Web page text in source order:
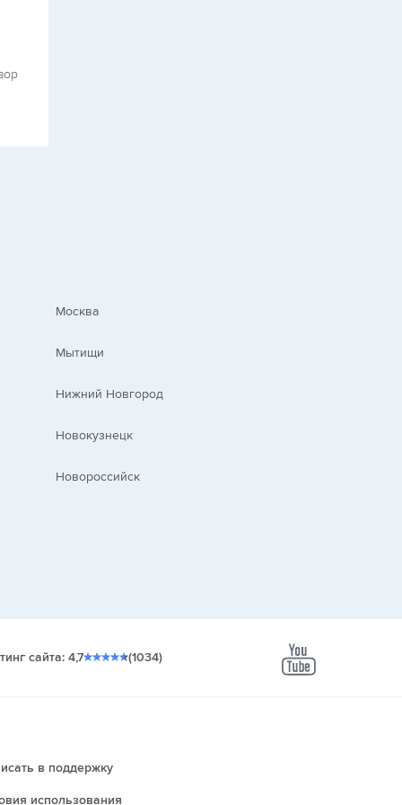
Москва
Мытищи
Нижний Новгород
Новокузнецк
Новороссийск
сайта: 4,7 (1034)
youtube
в поддержку
использования